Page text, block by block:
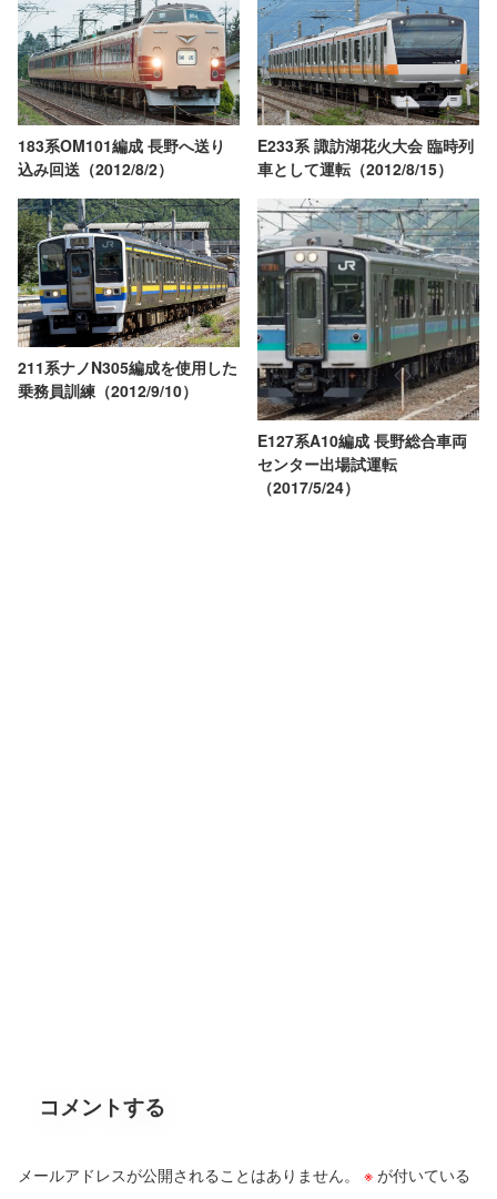
183系OM101編成 長野へ送り
込み回送（2012/8/2）
E233系 諏訪湖花火大会 臨時列
車として運転（2012/8/15）
211系ナノN305編成を使用した
乗務員訓練（2012/9/10）
E127系A10編成 長野総合車両
センター出場試運転
（2017/5/24）
コメントする
メールアドレスが公開されることはありません。 ※が付いている